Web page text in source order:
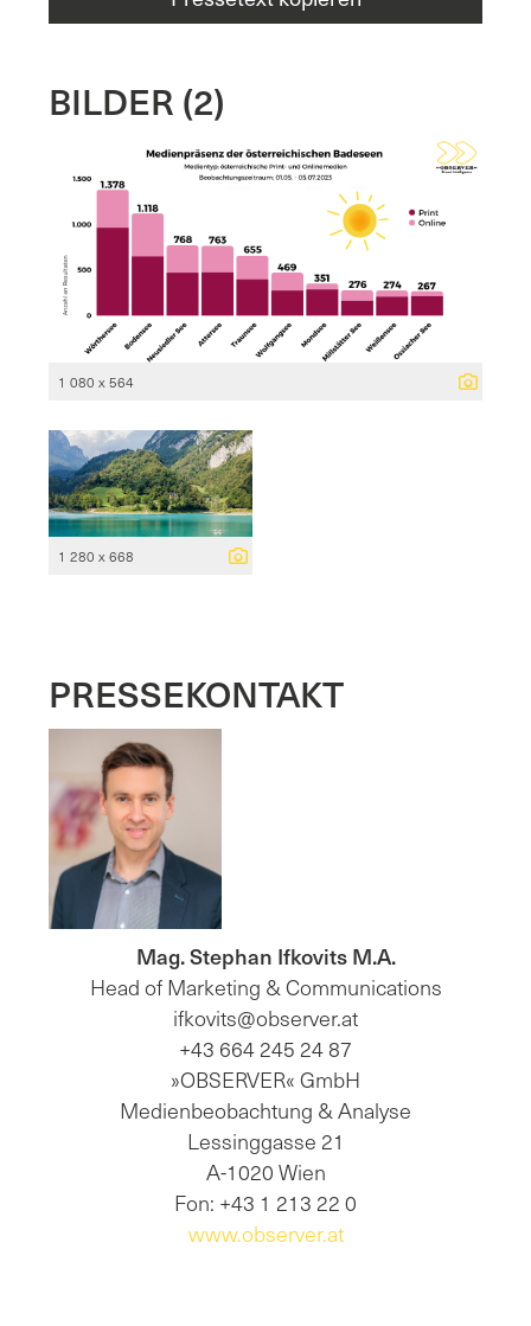
BILDER (2)
1 080 x 564
1 280 x 668
PRESSEKONTAKT
Mag. Stephan Ifkovits M.A.
Head of Marketing & Communications
ifkovits@observer.at
+43 664 245 24 87
»OBSERVER« GmbH
Medienbeobachtung & Analyse
Lessinggasse 21
A-1020 Wien
Fon: +43 1 213 22 0
www.observer.at